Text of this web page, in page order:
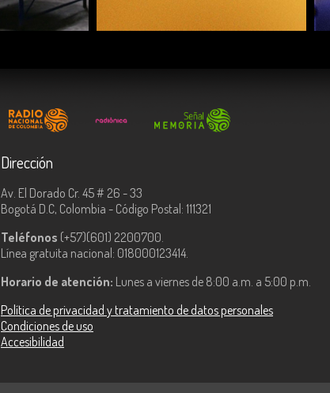
Dirección
Av. El Dorado Cr. 45 # 26 - 33
Bogotá D.C, Colombia - Código Postal: 111321
Teléfonos (+57)(601) 2200700.
Línea gratuita nacional: 018000123414.
Horario de atención: Lunes a viernes de 8:00 a.m. a 5:00 p.m.
Política de privacidad y tratamiento de datos personales
Condiciones de uso
Accesibilidad